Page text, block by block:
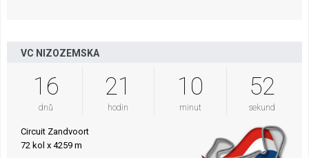
VC NIZOZEMSKA
16
dnů
21
hodin
10
minut
51
sekund
Circuit Zandvoort
72 kol x 4259 m